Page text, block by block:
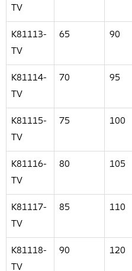
TV
K81113-
TV
65 90
K81114-
TV
70 95
K81115-
TV
75 100
K81116-
TV
80 105
K81117-
TV
85 110
K81118-
TV
90 120